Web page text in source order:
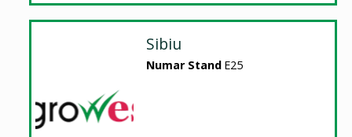
Sibiu
Numar Stand E25